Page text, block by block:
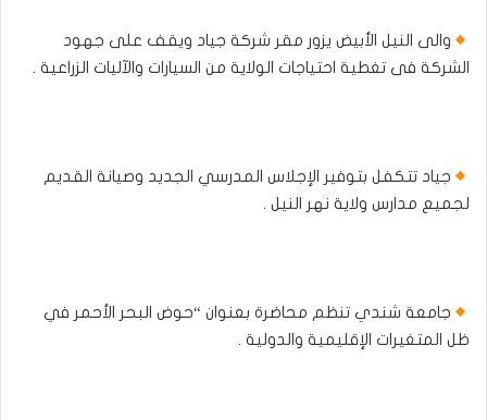
والى النيل الأبيض يزور مقر شركة جياد ويقف على جهود
الشركة فى تغطية احتياجات الولاية من السيارات والآليات الزراعية .
جياد تتكفل بتوفير الإجلاس المدرسي الجديد وصيانة القديم
لجميع مدارس ولاية نهر النيل .
جامعة شندي تنظم محاضرة بعنوان “حوض البحر الأحمر في
ظل المتغيرات الإقليمية والدولية .